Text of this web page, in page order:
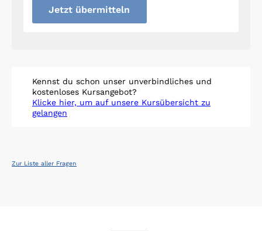
Jetzt übermitteln
Kennst du schon unser unverbindliches und
kostenloses Kursangebot?
Klicke hier, um auf unsere Kursübersicht zu
gelangen
Zur Liste aller Fragen